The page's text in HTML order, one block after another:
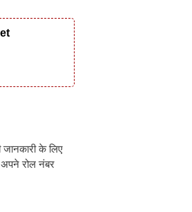
जानकारी के लिए
अपने रोल नंबर